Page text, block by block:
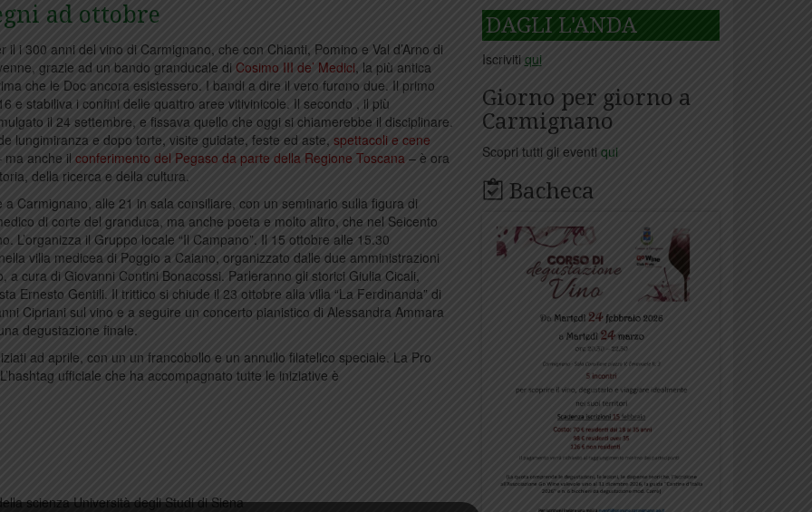
ad ottobre
il i 300 anni del vino di Carmignano, che con Chianti, Pomino e Val d’Arno di
grazie ad un bando granducale di Cosimo III de’ Medici, la più antica
che le Doc ancora esistessero. I bandi a dire il vero furono due. Il primo
e stabiliva i confini delle quattro aree vitivinicole. Il secondo , il più
il 24 settembre, e fissava quello che oggi si chiamerebbe il disciplinare.
lungimiranza e dopo torte, visite guidate, feste ed aste, spettacoli e cene
ma anche il conferimento del Pegaso da parte della Regione Toscana – è ora
della ricerca e della cultura.
a Carmignano, alle 21 in sala consiliare, con un seminario sulla figura di
di corte del granduca, ma anche poeta e molto altro, che nel Seicento
L’organizza il Gruppo locale “Il Campano”. Il 15 ottobre alle 15.30
villa medicea di Poggio a Caiano, organizzato dalle due amministrazioni
cura di Giovanni Contini Bonacossi. Parleranno gli storici Giulia Cicali,
Ernesto Gentili. Il trittico si chiude il 23 ottobre alla villa “La Ferdinanda” di
Cipriani sul vino e a seguire un concerto pianistico di Alessandra Ammara
degustazione finale.
ad aprile, con un un francobollo e un annullo filatelico speciale. La Pro
L’hashtag ufficiale che ha accompagnato tutte le iniziative è
scienza Università degli Studi di Siena
DAGLI L'ANDA
Iscriviti qui
Giorno per giorno a
Carmignano
Scopri tutti gli eventi qui
Bacheca